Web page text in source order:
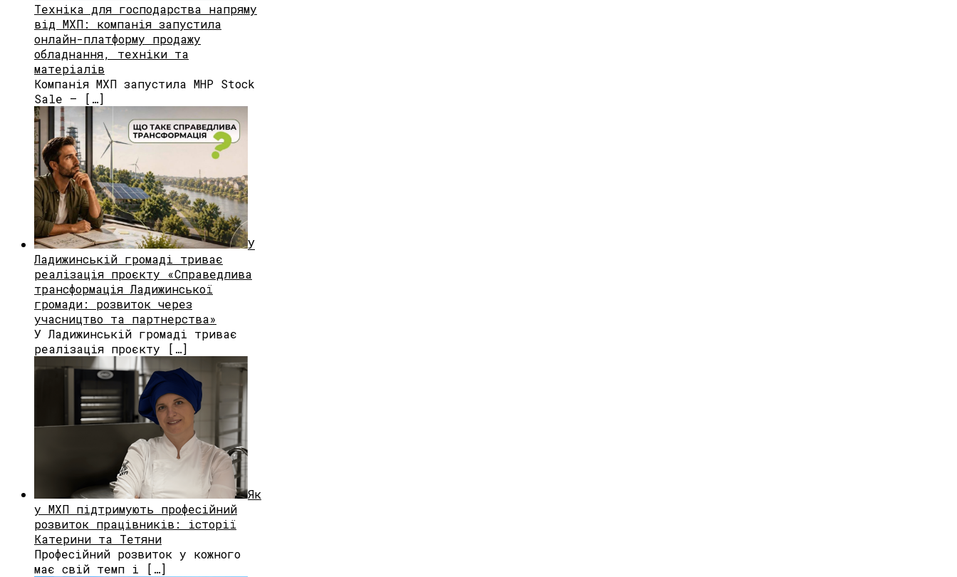
Техніка для господарства напряму
від МХП: компанія запустила
онлайн-платформу продажу
обладнання, техніки та
матеріалів
Компанія МХП запустила MHP Stock
Sale — […]
У
Ладижинській громаді триває
реалізація проєкту «Справедлива
трансформація Ладижинської
громади: розвиток через
учасництво та партнерства»
У Ладижинській громаді триває
реалізація проєкту […]
Як
у МХП підтримують професійний
розвиток працівників: історії
Катерини та Тетяни
Професійний розвиток у кожного
має свій темп і […]